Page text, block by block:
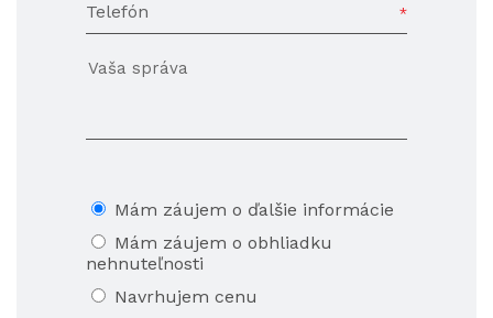
Telefón
Mám záujem o ďalšie informácie
Mám záujem o obhliadku
nehnuteľnosti
Navrhujem cenu